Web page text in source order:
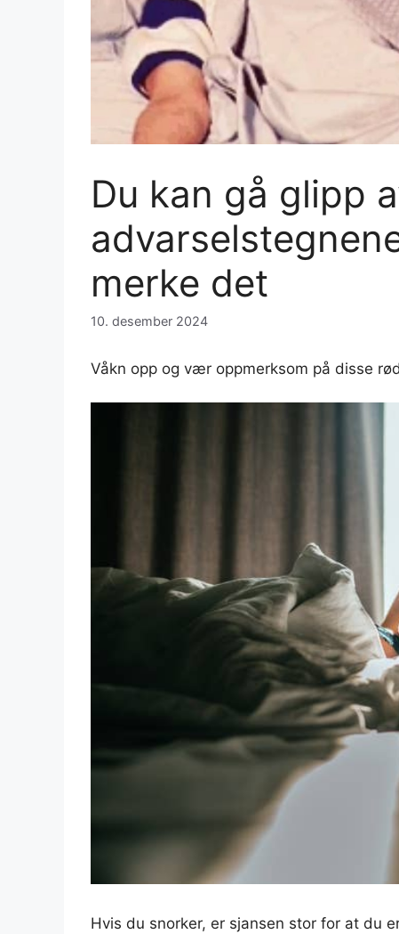
Du kan gå glipp
merke det
10. desember 2024
Våkn opp og vær oppmerksom på disse
Hvis du snorker, er sjansen stor for at du